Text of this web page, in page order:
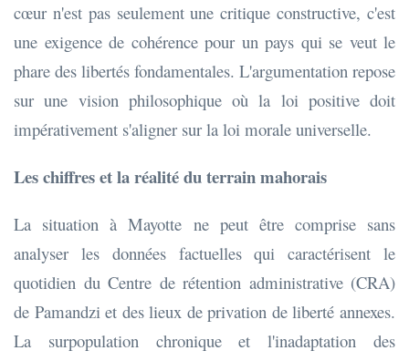
cœur n'est pas seulement une critique constructive, c'est
une exigence de cohérence pour un pays qui se veut le
phare des libertés fondamentales. L'argumentation repose
sur une vision philosophique où la loi positive doit
impérativement s'aligner sur la loi morale universelle.
Les chiffres et la réalité du terrain mahorais
La situation à Mayotte ne peut être comprise sans
analyser les données factuelles qui caractérisent le
quotidien du Centre de rétention administrative (CRA)
de Pamandzi et des lieux de privation de liberté annexes.
La surpopulation chronique et l'inadaptation des